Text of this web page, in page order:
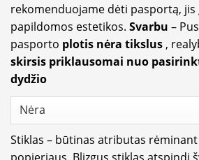
rekomenduojame dėti pasportą,
papildomos estetikos. Svarbu –
pasporto plotis nėra tikslus ,
skirsis priklausomai nuo
dydžio
Stiklas – būtinas atributas